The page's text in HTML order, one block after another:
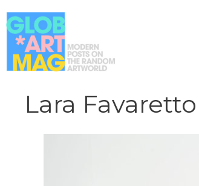
al
contenuto
Lara Favaretto